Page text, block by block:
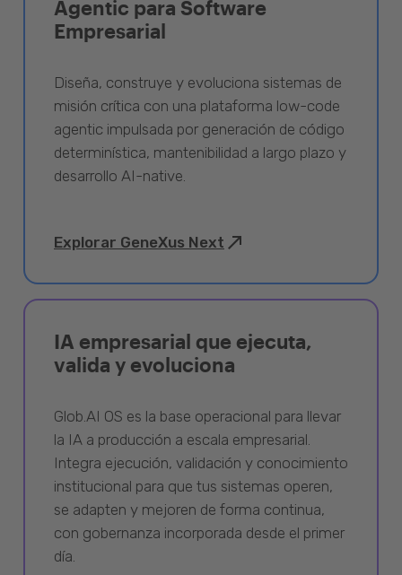
Agentic para Software
Empresarial
Diseña, construye y evoluciona sistemas de
misión crítica con una plataforma low-code
agentic impulsada por generación de código
determinística, mantenibilidad a largo plazo y
desarrollo AI-native.
Explorar GeneXus Next
IA empresarial que ejecuta,
valida y evoluciona
Glob.AI OS es la base operacional para llevar
la IA a producción a escala empresarial.
Integra ejecución, validación y conocimiento
institucional para que tus sistemas operen,
se adapten y mejoren de forma continua,
con gobernanza incorporada desde el primer
día.